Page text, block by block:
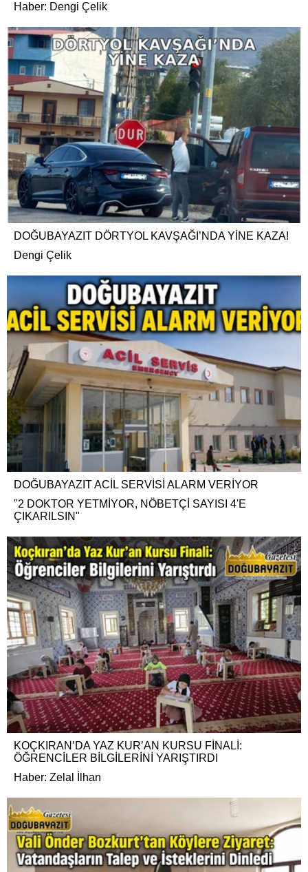
Haber: Dengi Çelik
DOĞUBAYAZIT DÖRTYOL KAVŞAĞI’NDA YİNE KAZA!
Dengi Çelik
DOĞUBAYAZIT ACİL SERVİSİ ALARM VERİYOR
"2 DOKTOR YETMİYOR, NÖBETÇİ SAYISI 4'E
ÇIKARILSIN"
KOÇKIRAN’DA YAZ KUR’AN KURSU FİNALİ:
ÖĞRENCİLER BİLGİLERİNİ YARIŞTIRDI
Haber: Zelal İlhan